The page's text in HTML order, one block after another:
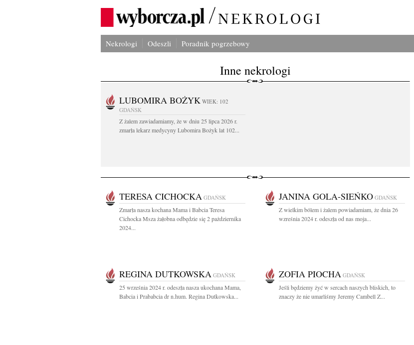
Nekrologi Odeszli Poradnik pogrzebowy
Inne nekrologi
LUBOMIRA BOŻYK WIEK: 102
GDAŃSK
Z żalem zawiadamiamy, że w dniu 25 lipca 2026 r.
zmarła lekarz medycyny Lubomira Bożyk lat 102...
TERESA CICHOCKA GDAŃSK
Zmarła nasza kochana Mama i Babcia Teresa
Cichocka Msza żałobna odbędzie się 2 pażdziernika
2024...
JANINA GOLA-SIEŃKO GDAŃSK
Z wielkim bólem i żalem powiadamiam, że dnia 26
wzreśnia 2024 r. odeszła od nas moja...
REGINA DUTKOWSKA GDAŃSK
25 września 2024 r. odeszła nasza ukochana Mama,
Babcia i Prababcia dr n.hum. Regina Dutkowska...
ZOFIA PIOCHA GDAŃSK
Jeśli będziemy żyć w sercach naszych bliskich, to
znaczy że nie umarliśmy Jeremy Cambell Z...